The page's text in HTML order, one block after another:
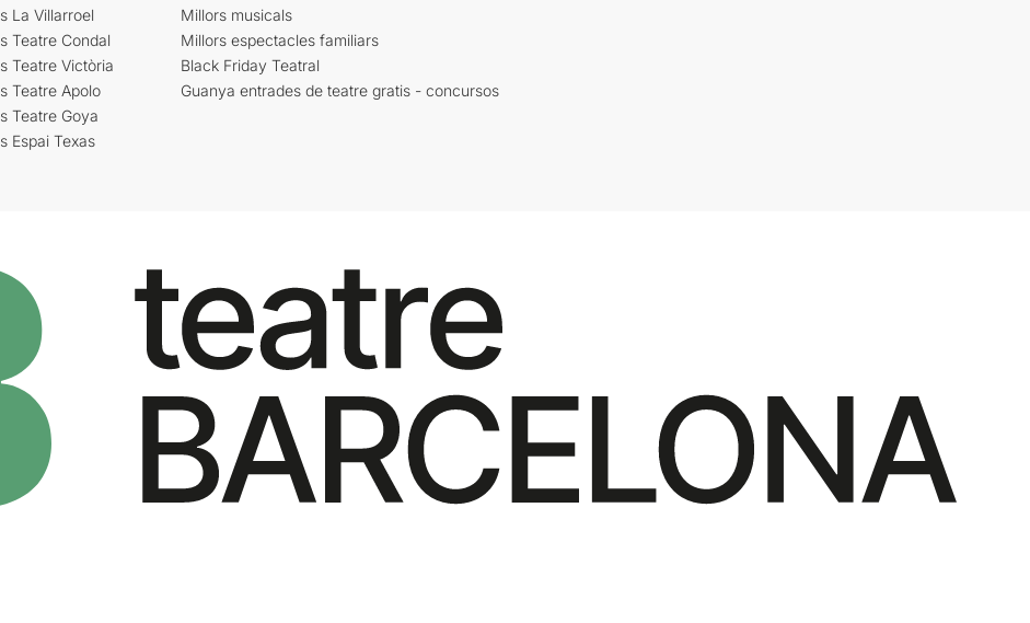
La Villarroel
Teatre Condal
Teatre Victòria
Teatre Apolo
Teatre Goya
Espai Texas
Millors musicals
Millors espectacles familiars
Black Friday Teatral
Guanya entrades de teatre gratis - concursos